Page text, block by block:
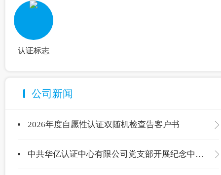
认证标志
公司新闻
2026年度自愿性认证双随机检查告客户书
中共华亿认证中心有限公司党支部开展纪念中国共产党成立105周年主题党日活动